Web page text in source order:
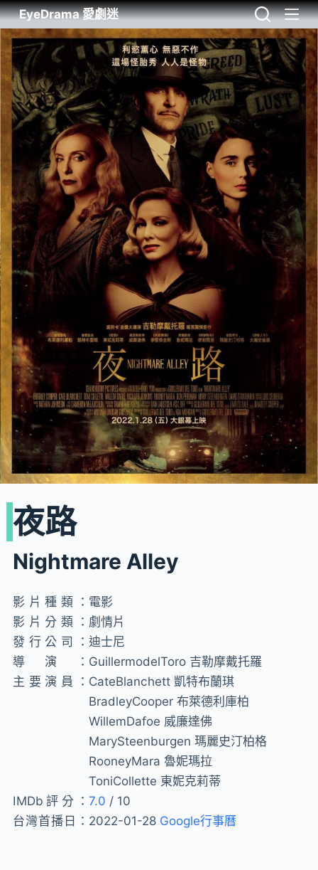
EyeDrama 愛劇迷
夜路
Nightmare Alley
影片種類： 電影
影片分類： 劇情片
發行公司：迪士尼
導演： GuillermodelToro 吉勒摩戴托羅
主要演員： CateBlanchett 凱特布蘭琪
BradleyCooper 布萊德利庫柏
WillemDafoe 威廉達佛
MarySteenburgen 瑪麗史汀柏格
RooneyMara 魯妮瑪拉
ToniCollette 東妮克莉蒂
IMDb評分：7.0 / 10
台灣首播日： 2022-01-28 Google行事曆